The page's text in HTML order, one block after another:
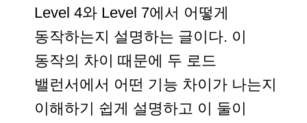
Level 4와 Level 7에서 어떻게
동작하는지 설명하는 글이다. 이
동작의 차이 때문에 두 로드
밸런서에서 어떤 기능 차이가 나는지
이해하기 쉽게 설명하고 이 둘이